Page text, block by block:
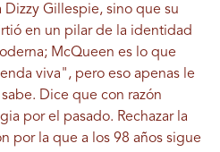
Gillespie, sino que su
en un pilar de la identidad
McQueen es lo que
viva", pero eso apenas le
Dice que con razón
por el pasado. Rechazar la
por la que a los 98 años sigue